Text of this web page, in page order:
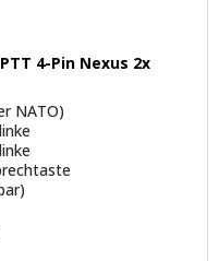
4-Pin Nexus 2x
NATO)